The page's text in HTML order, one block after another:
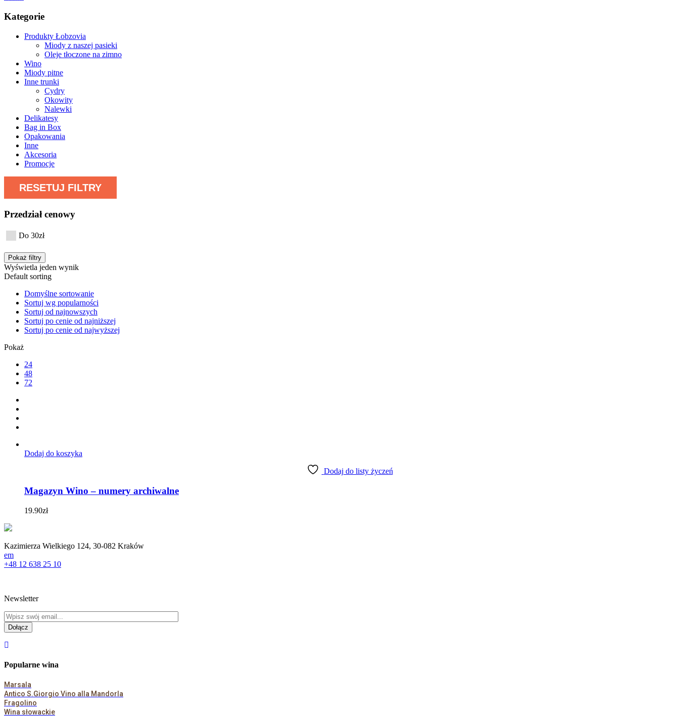
Kategorie
Produkty Łobzovia
Miody z naszej pasieki
Oleje tłoczone na zimno
Wino
Miody pitne
Inne trunki
Cydry
Okowity
Nalewki
Delikatesy
Bag in Box
Opakowania
Inne
Akcesoria
Promocje
RESETUJ FILTRY
Przedział cenowy
Do 30zł
Pokaż filtry
Wyświetla jeden wynik
Default sorting
Domyślne sortowanie
Sortuj wg popularności
Sortuj od najnowszych
Sortuj po cenie od najniższej
Sortuj po cenie od najwyższej
Pokaż
24
48
72
Dodaj do koszyka
Dodaj do listy życzeń
Magazyn Wino – numery archiwalne
19.90zł
Kazimierza Wielkiego 124, 30-082 Kraków
em
+48 12 638 25 10
Newsletter
Popularne wina
Marsala
Antico S.Giorgio Vino alla Mandorla
Fragolino
Wina słowackie